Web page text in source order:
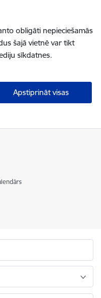
obligāti nepieciešamās
šajā vietnē var tikt
sīkdatnes.
Apstiprināt visas